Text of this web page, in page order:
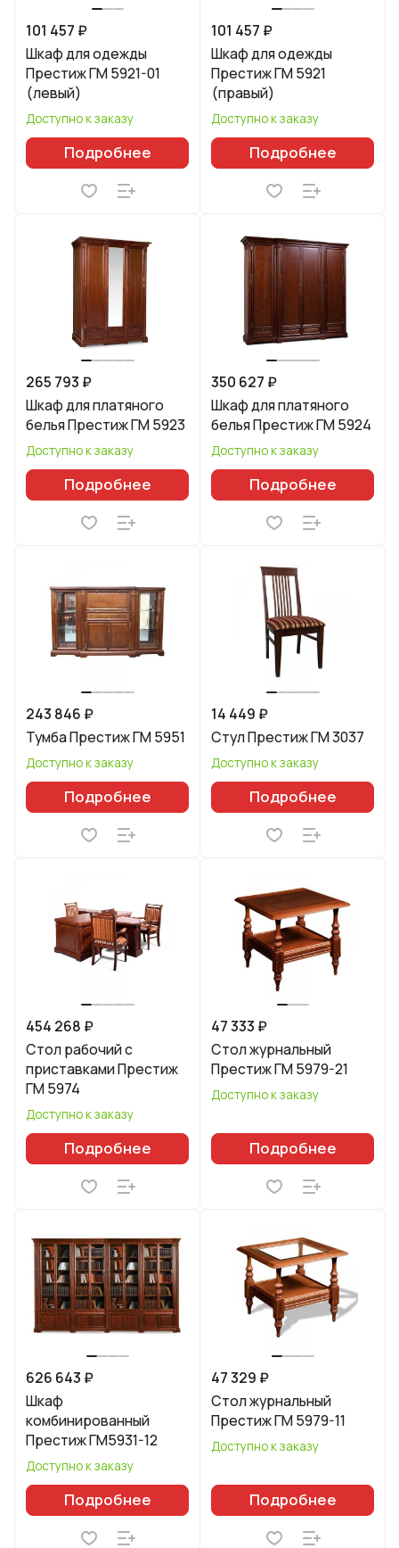
101 457 ₽
Шкаф для одежды
Престиж ГМ 5921-01
(левый)
Доступно к заказу
Подробнее
101 457 ₽
Шкаф для одежды
Престиж ГМ 5921
(правый)
Доступно к заказу
Подробнее
265 793 ₽
Шкаф для платяного
белья Престиж ГМ 5923
Доступно к заказу
Подробнее
350 627 ₽
Шкаф для платяного
белья Престиж ГМ 5924
Доступно к заказу
Подробнее
243 846 ₽
Тумба Престиж ГМ 5951
Доступно к заказу
Подробнее
14 449 ₽
Стул Престиж ГМ 3037
Доступно к заказу
Подробнее
454 268 ₽
Стол рабочий с
приставками Престиж
ГМ 5974
Доступно к заказу
Подробнее
47 333 ₽
Стол журнальный
Престиж ГМ 5979-21
Доступно к заказу
Подробнее
626 643 ₽
Шкаф
комбинированный
Престиж ГМ5931-12
Доступно к заказу
Подробнее
47 329 ₽
Стол журнальный
Престиж ГМ 5979-11
Доступно к заказу
Подробнее